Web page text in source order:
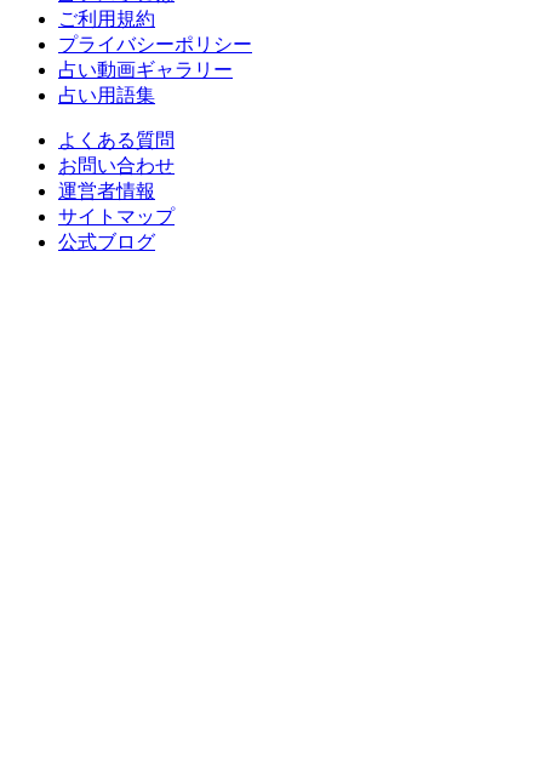
ご利用規約
プライバシーポリシー
占い動画ギャラリー
占い用語集
よくある質問
お問い合わせ
運営者情報
サイトマップ
公式ブログ